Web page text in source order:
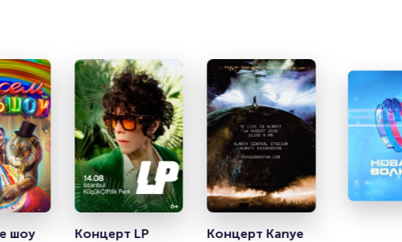
шоу
Концерт LP
Концерт Kanye